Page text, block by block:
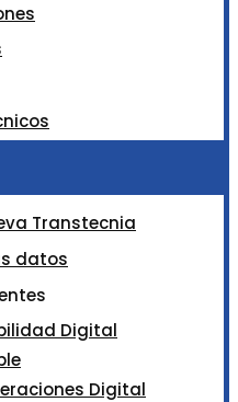
Transtecnia
datos
Digital
Digital